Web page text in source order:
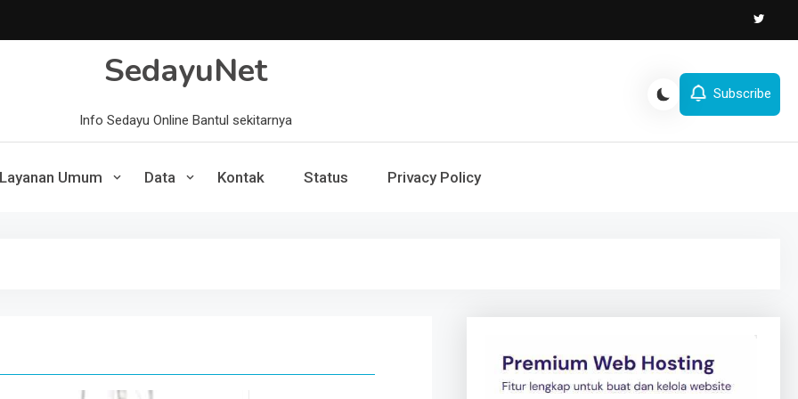
SedayuNet
Info Sedayu Online Bantul sekitarnya
Subscribe
Layanan Umum Data Kontak Status Privacy Policy